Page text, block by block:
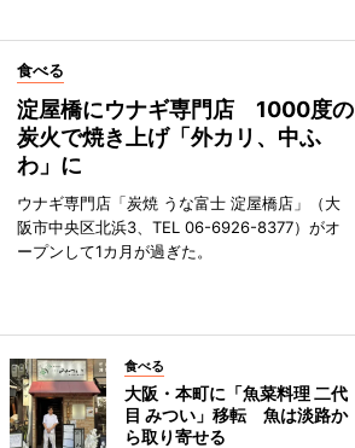
食べる
淀屋橋にウナギ専門店 1000度の
炭火で焼き上げ「外カリ、中ふ
わ」に
ウナギ専門店「炭焼 うな富士 淀屋橋店」（大
阪市中央区北浜3、TEL 06-6926-8377）がオ
ープンして1カ月が過ぎた。
食べる
大阪・本町に「魚菜料理 二代
目 みつい」移転 魚は淡路か
ら取り寄せる